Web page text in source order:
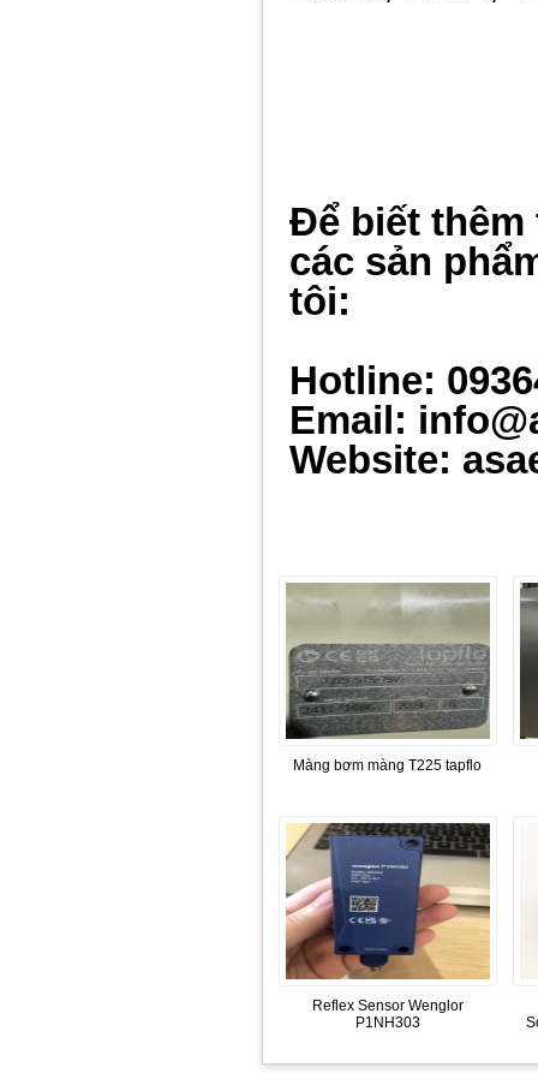
Để biết thêm
các sản
tôi:
Hotline:
Email:
Website:
Màng bơm màng T225 tapflo
Reflex Sensor Wenglor
P1NH303